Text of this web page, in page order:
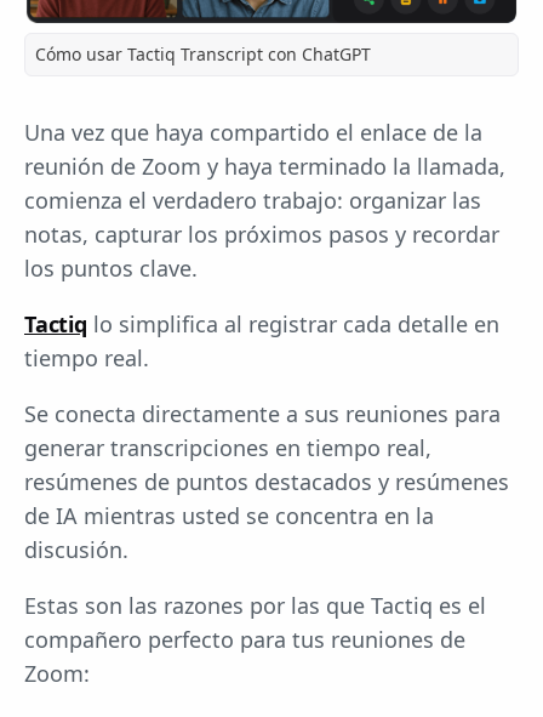
Cómo usar Tactiq Transcript con ChatGPT
Una vez que haya compartido el enlace de la
reunión de Zoom y haya terminado la llamada,
comienza el verdadero trabajo: organizar las
notas, capturar los próximos pasos y recordar
los puntos clave.
Tactiq lo simplifica al registrar cada detalle en
tiempo real.
Se conecta directamente a sus reuniones para
generar transcripciones en tiempo real,
resúmenes de puntos destacados y resúmenes
de IA mientras usted se concentra en la
discusión.
Estas son las razones por las que Tactiq es el
compañero perfecto para tus reuniones de
Zoom: